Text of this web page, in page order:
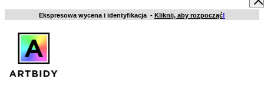
Ekspresowa wycena i identyfikacja - Kliknij, aby rozpocząć!